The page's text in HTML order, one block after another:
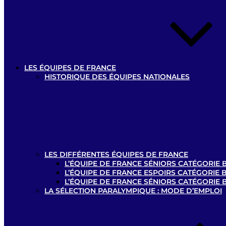
LES ÉQUIPES DE FRANCE
HISTORIQUE DES ÉQUIPES NATIONALES
LES DIFFÉRENTES ÉQUIPES DE FRANCE
L’ÉQUIPE DE FRANCE SÉNIORS CATÉGORIE
L’ÉQUIPE DE FRANCE ESPOIRS CATÉGORIE
L’ÉQUIPE DE FRANCE SÉNIORS CATÉGORIE
LA SÉLECTION PARALYMPIQUE : MODE D’EMPLOI